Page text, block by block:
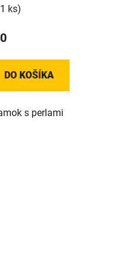
ks)
DO KOŠÍKA
s perlami